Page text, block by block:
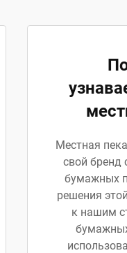
Местная
свой
бумажных
решения
к нашим